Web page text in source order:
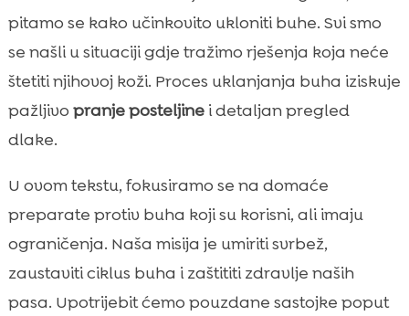
Sigurnosne smjernice prije nego što
domaći preparati protiv buha za pse
Jabučni ocat i hidrolat lavande: duo za
brzu pomoć
 Domaći biljni repelenti: ružmarin, neem i
Prirodni šamponi i kupke koje pomažu
protiv buha
 Češljanje finim češljem i rutina njege dlake
 Kako tretirati dom: posteljina, tepihe i
pukotine
pitamo se kako učinkovito ukloniti buhe. Svi smo
se našli u situaciji gdje tražimo rješenja koja neće
štetiti njihovoj koži. Proces uklanjanja buha iziskuje
pažljivo pranje posteljinei detaljan pregled
dlake.
U ovom tekstu, fokusiramo se na domaće
preparate protiv buha koji su korisni, ali imaju
ograničenja. Naša misija je umiriti svrbež,
zaustaviti ciklus buha i zaštititi zdravlje naših
pasa. Upotrijebit ćemo pouzdane sastojke poput